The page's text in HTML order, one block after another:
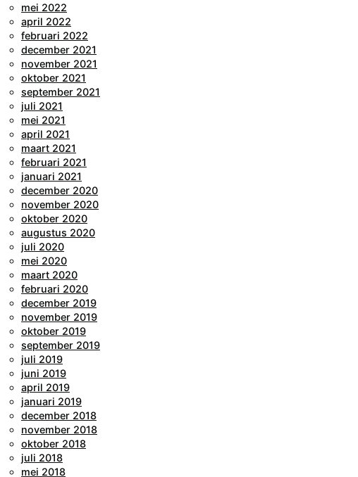
mei 2022
april 2022
februari 2022
december 2021
november 2021
oktober 2021
september 2021
juli 2021
mei 2021
april 2021
maart 2021
februari 2021
januari 2021
december 2020
november 2020
oktober 2020
augustus 2020
juli 2020
mei 2020
maart 2020
februari 2020
december 2019
november 2019
oktober 2019
september 2019
juli 2019
juni 2019
april 2019
januari 2019
december 2018
november 2018
oktober 2018
juli 2018
mei 2018